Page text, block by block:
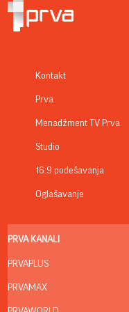
Kontakt
Prva
Menadžment TV Prva
Studio
16:9 podešavanja
Oglašavanje
PRVA KANALI
PRVAPLUS
PRVAMAX